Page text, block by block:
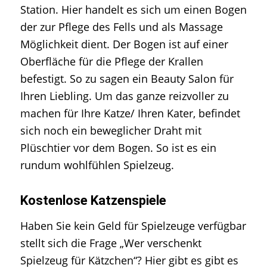
Station. Hier handelt es sich um einen Bogen
der zur Pflege des Fells und als Massage
Möglichkeit dient. Der Bogen ist auf einer
Oberfläche für die Pflege der Krallen
befestigt. So zu sagen ein Beauty Salon für
Ihren Liebling. Um das ganze reizvoller zu
machen für Ihre Katze/ Ihren Kater, befindet
sich noch ein beweglicher Draht mit
Plüschtier vor dem Bogen. So ist es ein
rundum wohlfühlen Spielzeug.
Kostenlose Katzenspiele
Haben Sie kein Geld für Spielzeuge verfügbar
stellt sich die Frage „Wer verschenkt
Spielzeug für Kätzchen“? Hier gibt es gibt es